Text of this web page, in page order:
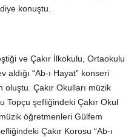
konuştu.
ve Çakır İlkokulu, Ortaokulu
“Ab-ı Hayat” konseri
oluştu. Çakır Okulları müzik
Topçu şefliğindeki Çakır Okul
öğretmenleri Gülfem
Çakır Korosu “Ab-ı